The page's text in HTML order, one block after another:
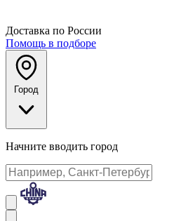
Доставка по России
Помощь в подборе
Город
Начните вводить город